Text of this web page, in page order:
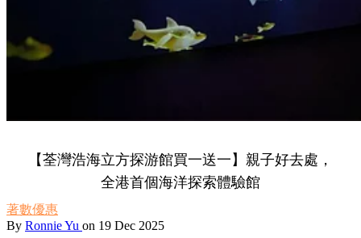
【荃灣浩海立方探游館買一送一】親子好去處，
全港首個海洋探索體驗館
著數優惠
By Ronnie Yu on 19 Dec 2025